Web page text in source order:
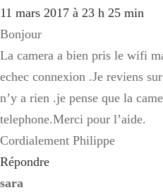
11 mars 2017 à 23 h 25 min
Bonjour
La camera a bien pris le wifi
echec connexion .Je reviens
n’y a rien .je pense que la
telephone.Merci pour l’aide.
Cordialement Philippe
Répondre
sara